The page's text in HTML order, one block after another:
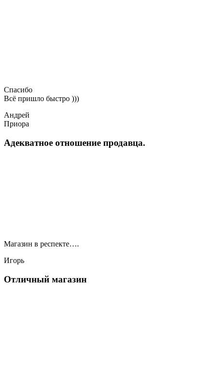
Спасибо
Всё пришло быстро )))
Андрей
Приора
Адекватное отношение продавца.
Магазин в респекте….
Игорь
Отличный магазин